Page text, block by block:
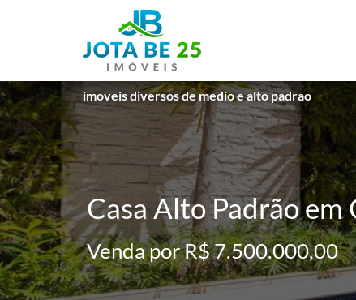
imoveis diversos de medio e alto padrao
Casa Alto Padrão
Venda por R$ 7.500.000,00